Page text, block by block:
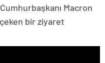
Macron
bir ziyaret